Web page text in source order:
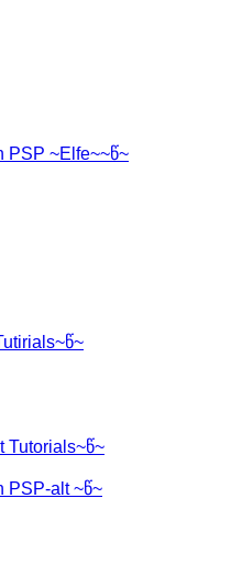
PSP ~Elfe~~წ~
Tutorials~წ~
PSP-alt ~წ~